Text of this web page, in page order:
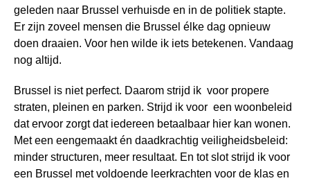
geleden naar Brussel verhuisde en in de politiek stapte.
Er zijn zoveel mensen die Brussel élke dag opnieuw
doen draaien. Voor hen wilde ik iets betekenen. Vandaag
nog altijd.
Brussel is niet perfect. Daarom strijd ik voor propere
straten, pleinen en parken. Strijd ik voor een woonbeleid
dat ervoor zorgt dat iedereen betaalbaar hier kan wonen.
Met een eengemaakt én daadkrachtig veiligheidsbeleid:
minder structuren, meer resultaat. En tot slot strijd ik voor
een Brussel met voldoende leerkrachten voor de klas en